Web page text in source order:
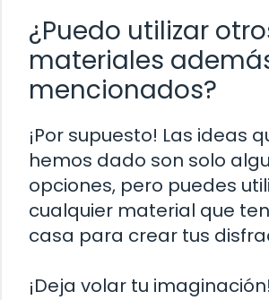
¿Puedo utilizar
materiales
mencionados?
¡Por supuesto! Las ideas
hemos dado son solo
opciones, pero puedes
cualquier material que
casa para crear tus
¡Deja volar tu imaginación!